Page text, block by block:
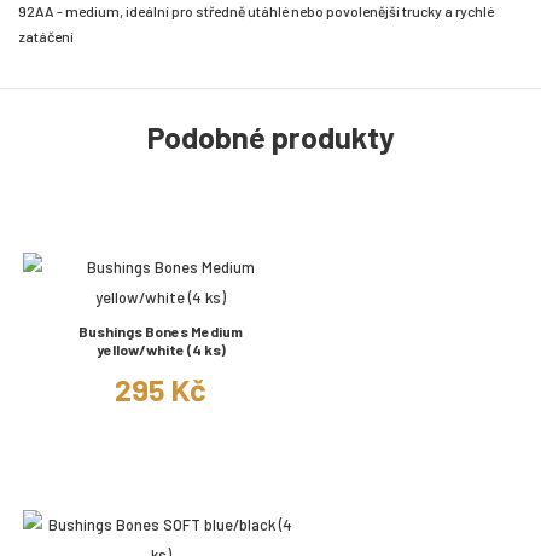
92AA - medium, ideální pro středně utáhlé nebo povolenější trucky a rychlé
zatáčení
Podobné produkty
Bushings Bones Medium
yellow/white (4 ks)
295 Kč